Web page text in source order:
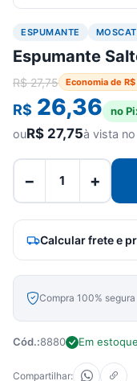
ESPUMANTE
Espumante
R$27,75 Economia de R$
R$ 26,36 no
ouR$ 27,75à vista
− +
Calcular frete e
Compra 100% segura
Cód.:8880 Em estoque
Compartilhar: